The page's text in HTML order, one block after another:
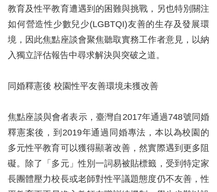
核
人
權
約
陳
情
申
訴
人
教育及性平教育遭遇到的困難與挑戰，另也特別關注
如何營造性少數兒少(LGBTQI)友善的生存及發展環
境，因此焦點座談會聚焦聽取實務工作者意見，以納
入獨立評估報告中尋求解決與突破之道。
同婚釋憲後 校園性平友善環境未獲改善
焦點座談與會者表示，臺灣自2017年通過748號同婚
釋憲案後，到2019年通過同婚專法，本以為校園的
多元性平教育可以獲得顯著改善，然實際遇到更多阻
礙。除了「多元」性別一詞易被貼標籤，受到特定家
長團體壓力校長或老師對性平議題態度仍不友善，性